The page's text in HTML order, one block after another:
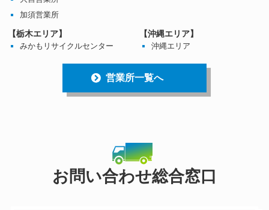
加須営業所
【栃木エリア】
みかもリサイクルセンター
【沖縄エリア】
沖縄エリア
営業所一覧へ
お問い合わせ総合窓口